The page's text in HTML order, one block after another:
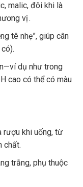
malic, đôi khi là
vị .
tê nhẹ”, giúp cân
dụ như trong
cao có thể có màu
rượu khi uống, từ
chất.
trắng, phụ thuộc